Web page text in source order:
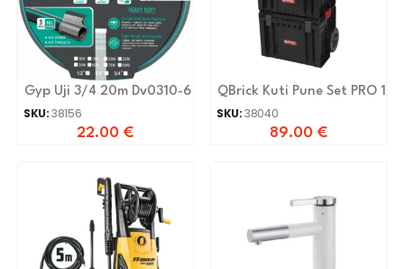
Gyp Uji 3/4 20m Dv0310-6
SKU:38156
22.00 €
QBrick Kuti Pune Set PRO 1
SKU:38040
89.00 €